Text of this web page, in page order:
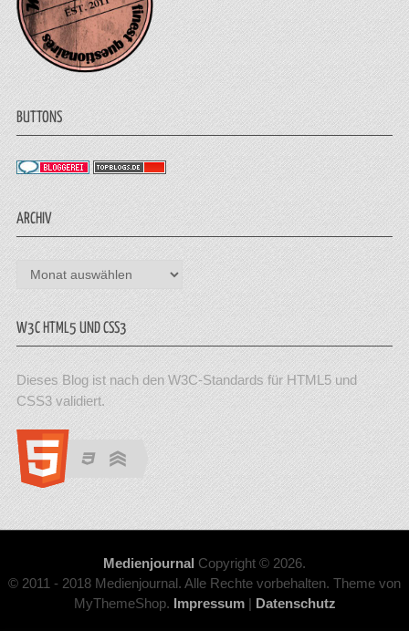
BUTTONS
ARCHIV
Archiv
W3C HTML5 UND CSS3
Dieses Blog ist nach den W3C-Standards für HTML5 und
CSS3 validiert.
Medienjournal Copyright © 2026.
© 2011 - 2018 Medienjournal. Alle Rechte vorbehalten. Theme von
MyThemeShop. Impressum| Datenschutz